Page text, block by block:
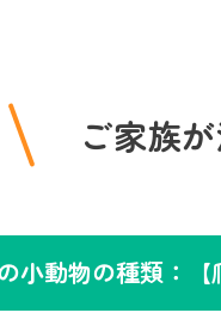
ご家族
小動物の種類：【